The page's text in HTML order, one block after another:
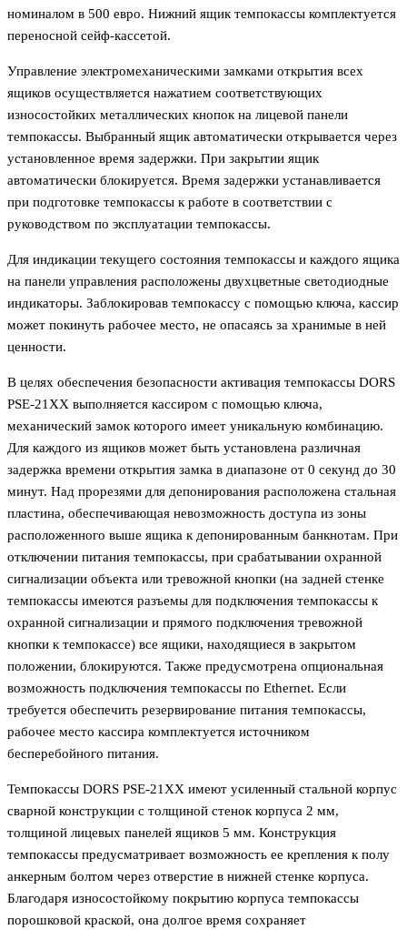
номиналом в 500 евро. Нижний ящик темпокассы комплектуется
переносной сейф-кассетой.
Управление электромеханическими замками открытия всех
ящиков осуществляется нажатием соответствующих
износостойких металлических кнопок на лицевой панели
темпокассы. Выбранный ящик автоматически открывается через
установленное время задержки. При закрытии ящик
автоматически блокируется. Время задержки устанавливается
при подготовке темпокассы к работе в соответствии с
руководством по эксплуатации темпокассы.
Для индикации текущего состояния темпокассы и каждого ящика
на панели управления расположены двухцветные светодиодные
индикаторы. Заблокировав темпокассу с помощью ключа, кассир
может покинуть рабочее место, не опасаясь за хранимые в ней
ценности.
В целях обеспечения безопасности активация темпокассы DORS
PSE-21ХХ выполняется кассиром с помощью ключа,
механический замок которого имеет уникальную комбинацию.
Для каждого из ящиков может быть установлена различная
задержка времени открытия замка в диапазоне от 0 секунд до 30
минут. Над прорезями для депонирования расположена стальная
пластина, обеспечивающая невозможность доступа из зоны
расположенного выше ящика к депонированным банкнотам. При
отключении питания темпокассы, при срабатывании охранной
сигнализации объекта или тревожной кнопки (на задней стенке
темпокассы имеются разъемы для подключения темпокассы к
охранной сигнализации и прямого подключения тревожной
кнопки к темпокассе) все ящики, находящиеся в закрытом
положении, блокируются. Также предусмотрена опциональная
возможность подключения темпокассы по Ethernet. Если
требуется обеспечить резервирование питания темпокассы,
рабочее место кассира комплектуется источником
бесперебойного питания.
Темпокассы DORS PSE-21ХХ имеют усиленный стальной корпус
сварной конструкции с толщиной стенок корпуса 2 мм,
толщиной лицевых панелей ящиков 5 мм. Конструкция
темпокассы предусматривает возможность ее крепления к полу
анкерным болтом через отверстие в нижней стенке корпуса.
Благодаря износостойкому покрытию корпуса темпокассы
порошковой краской, она долгое время сохраняет